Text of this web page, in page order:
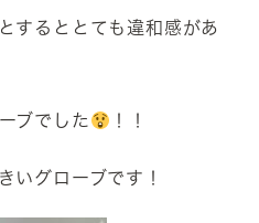
するととても違和感があ
ブでした ！！
いグローブです！